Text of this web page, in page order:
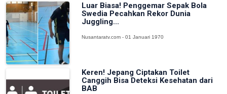
Luar Biasa! Penggemar Sepak Bola
Swedia Pecahkan Rekor Dunia
Juggling...
Nusantaratv.com - 01 Januari 1970
Keren! Jepang Ciptakan Toilet
Canggih Bisa Deteksi Kesehatan dari
BAB